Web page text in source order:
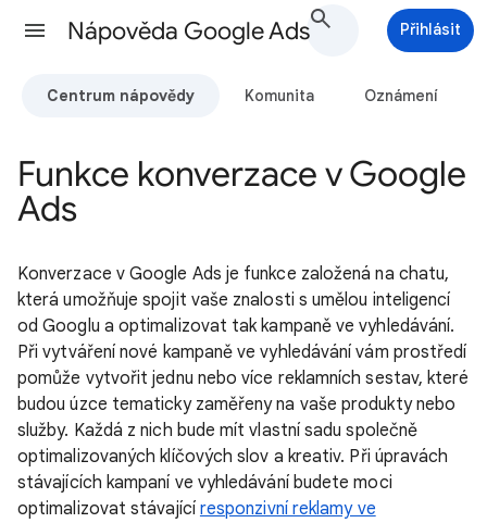
Nápověda Google Ads Přihlásit
Centrum nápovědy Komunita Oznámení
Funkce konverzace v Google
Ads
Konverzace v Google Ads je funkce založená na chatu,
která umožňuje spojit vaše znalosti s umělou inteligencí
od Googlu a optimalizovat tak kampaně ve vyhledávání.
Při vytváření nové kampaně ve vyhledávání vám prostředí
pomůže vytvořit jednu nebo více reklamních sestav, které
budou úzce tematicky zaměřeny na vaše produkty nebo
služby. Každá z nich bude mít vlastní sadu společně
optimalizovaných klíčových slov a kreativ. Při úpravách
stávajících kampaní ve vyhledávání budete moci
optimalizovat stávající responzivní reklamy ve